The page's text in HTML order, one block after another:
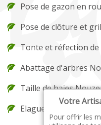
Pose de gazon en
Pose de clôture et
Tonte et réfection
Abattage d'arbres
Taille de haies
Elagueur Nouzerines
Votre
Pour offrir les